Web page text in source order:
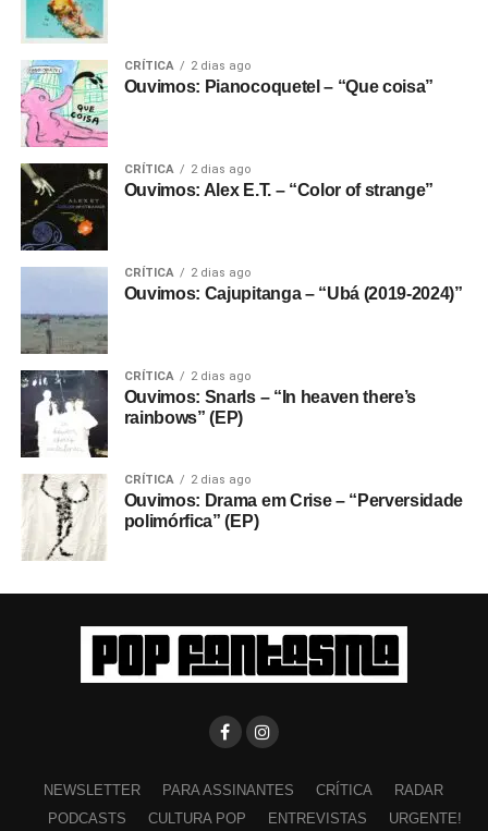
CRÍTICA 2 dias ago
Ouvimos: Pianocoquetel – “Que coisa”
CRÍTICA 2 dias ago
Ouvimos: Alex E.T. – “Color of strange”
CRÍTICA 2 dias ago
Ouvimos: Cajupitanga – “Ubá (2019-2024)”
CRÍTICA 2 dias ago
Ouvimos: Snarls – “In heaven there’s
rainbows” (EP)
CRÍTICA 2 dias ago
Ouvimos: Drama em Crise – “Perversidade
polimórfica” (EP)
NEWSLETTER PARA ASSINANTES CRÍTICA
RADAR
PODCASTS
CULTURA POP ENTREVISTAS URGENTE!